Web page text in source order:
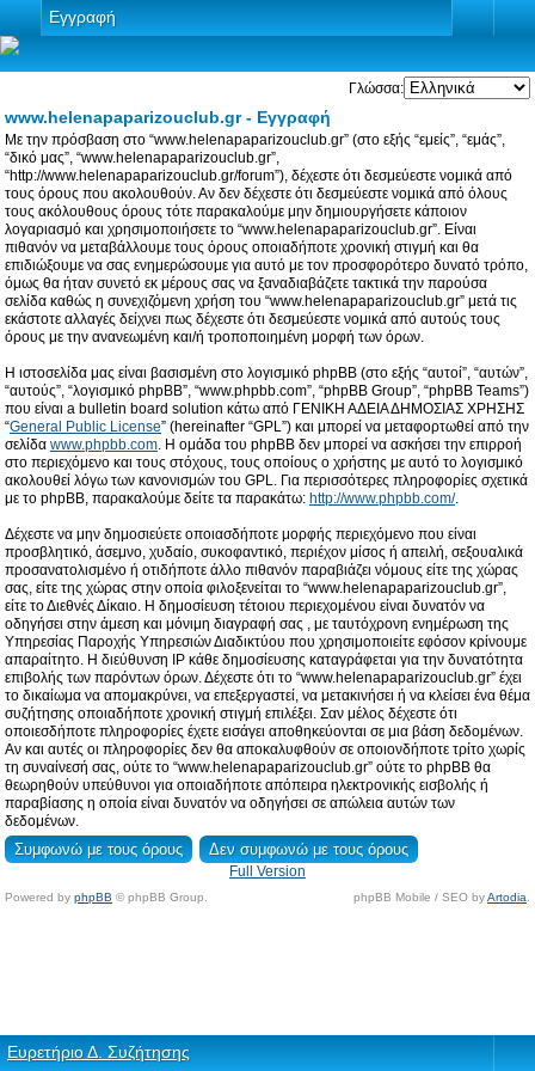
Εγγραφή
Γλώσσα:
www.helenapaparizouclub.gr - Εγγραφή
Με την πρόσβαση στο “www.helenapaparizouclub.gr” (στο εξής “εμείς”, “εμάς”,
“δικό μας”, “www.helenapaparizouclub.gr”,
“http://www.helenapaparizouclub.gr/forum”), δέχεστε ότι δεσμεύεστε νομικά από
τους όρους που ακολουθούν. Αν δεν δέχεστε ότι δεσμεύεστε νομικά από όλους
τους ακόλουθους όρους τότε παρακαλούμε μην δημιουργήσετε κάποιον
λογαριασμό και χρησιμοποιήσετε το “www.helenapaparizouclub.gr”. Είναι
πιθανόν να μεταβάλλουμε τους όρους οποιαδήποτε χρονική στιγμή και θα
επιδιώξουμε να σας ενημερώσουμε για αυτό με τον προσφορότερο δυνατό τρόπο,
όμως θα ήταν συνετό εκ μέρους σας να ξαναδιαβάζετε τακτικά την παρούσα
σελίδα καθώς η συνεχιζόμενη χρήση του “www.helenapaparizouclub.gr” μετά τις
εκάστοτε αλλαγές δείχνει πως δέχεστε ότι δεσμεύεστε νομικά από αυτούς τους
όρους με την ανανεωμένη και/ή τροποποιημένη μορφή των όρων.
Η ιστοσελίδα μας είναι βασισμένη στο λογισμικό phpBB (στο εξής “αυτοί”, “αυτών”,
“αυτούς”, “λογισμικό phpBB”, “www.phpbb.com”, “phpBB Group”, “phpBB Teams”)
που είναι a bulletin board solution κάτω από ΓΕΝΙΚΗ ΑΔΕΙΑ ΔΗΜΟΣΙΑΣ ΧΡΗΣΗΣ
“General Public License” (hereinafter “GPL”) και μπορεί να μεταφορτωθεί από την
σελίδα www.phpbb.com. Η ομάδα του phpBB δεν μπορεί να ασκήσει την επιρροή
στο περιεχόμενο και τους στόχους, τους οποίους ο χρήστης με αυτό το λογισμικό
ακολουθεί λόγω των κανονισμών του GPL. Για περισσότερες πληροφορίες σχετικά
με το phpBB, παρακαλούμε δείτε τα παρακάτω: http://www.phpbb.com/.
Δέχεστε να μην δημοσιεύετε οποιασδήποτε μορφής περιεχόμενο που είναι
προσβλητικό, άσεμνο, χυδαίο, συκοφαντικό, περιέχον μίσος ή απειλή, σεξουαλικά
προσανατολισμένο ή οτιδήποτε άλλο πιθανόν παραβιάζει νόμους είτε της χώρας
σας, είτε της χώρας στην οποία φιλοξενείται το “www.helenapaparizouclub.gr”,
είτε το Διεθνές Δίκαιο. Η δημοσίευση τέτοιου περιεχομένου είναι δυνατόν να
οδηγήσει στην άμεση και μόνιμη διαγραφή σας , με ταυτόχρονη ενημέρωση της
Υπηρεσίας Παροχής Υπηρεσιών Διαδικτύου που χρησιμοποιείτε εφόσον κρίνουμε
απαραίτητο. Η διεύθυνση IP κάθε δημοσίευσης καταγράφεται για την δυνατότητα
επιβολής των παρόντων όρων. Δέχεστε ότι το “www.helenapaparizouclub.gr” έχει
το δικαίωμα να απομακρύνει, να επεξεργαστεί, να μετακινήσει ή να κλείσει ένα θέμα
συζήτησης οποιαδήποτε χρονική στιγμή επιλέξει. Σαν μέλος δέχεστε ότι
οποιεσδήποτε πληροφορίες έχετε εισάγει αποθηκεύονται σε μια βάση δεδομένων.
Αν και αυτές οι πληροφορίες δεν θα αποκαλυφθούν σε οποιονδήποτε τρίτο χωρίς
τη συναίνεσή σας, ούτε το “www.helenapaparizouclub.gr” ούτε το phpBB θα
θεωρηθούν υπεύθυνοι για οποιαδήποτε απόπειρα ηλεκτρονικής εισβολής ή
παραβίασης η οποία είναι δυνατόν να οδηγήσει σε απώλεια αυτών των
δεδομένων.
Full Version
Powered by phpBB © phpBB Group. phpBB Mobile / SEO byArtodia
Ευρετήριο Δ. Συζήτησης